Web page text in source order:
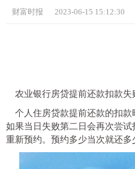
财富时报 2023-06-15 15:12:30
农业银行房贷提前还款扣款失
个人住房贷款提前还款的扣款
如果当日失败第二日会再次尝
重新预约。预约多少当次就还多